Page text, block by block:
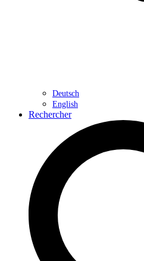
Deutsch
English
Rechercher